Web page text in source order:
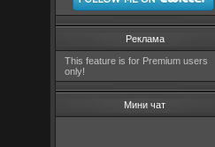
Реклама
This feature is for Premium users
only!
Мини чат